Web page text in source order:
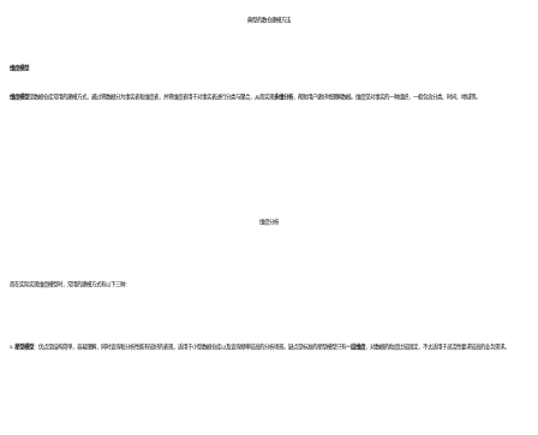
典型的数仓建模方法
维度模型
维度模型是数据仓库常用的建模方式，通过将数据分为事实表和维度表，并将维度表用于对事实表进行分类与聚合，从而实现多维分析，帮助用户更好地理解数据。 维度是对事实的一种组织，一般包含分类、时间、地域等。
维度分析
而在实际实现维度模型时，常用的建模方式有以下三种：
1. 星型模型：优点是结构简单，容易理解，同时查询和分析性能有较好的表现，适用于小型数据仓库以及查询频率较高的分析场景。缺点是标准的星型模型只有一层维度，对数据的粒度比较固定，不太适用于灵活性要求较高的业务需求。